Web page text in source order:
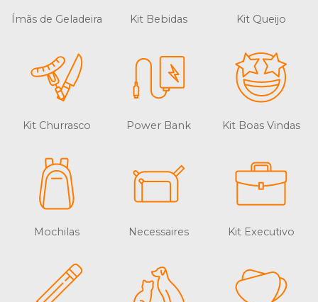
Ímãs de Geladeira Kit Bebidas Kit Queijo
Kit Churrasco Power Bank Kit Boas Vindas
Mochilas Necessaires Kit Executivo